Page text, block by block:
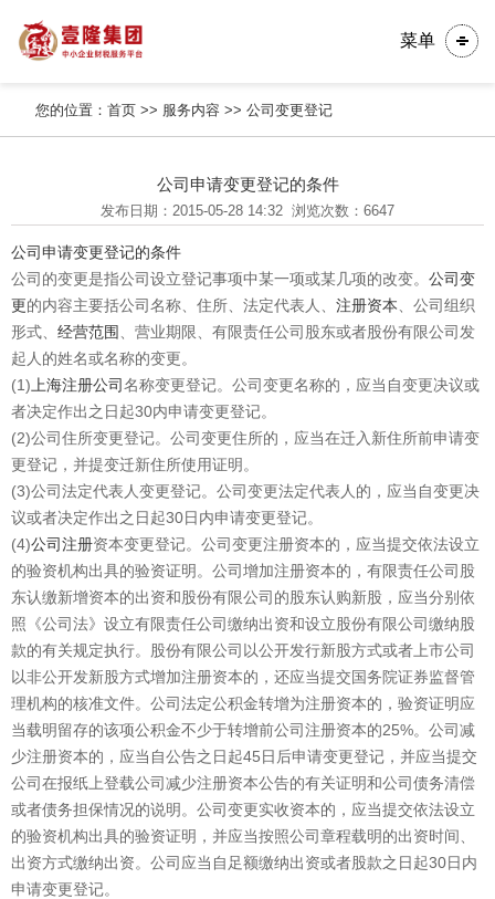
菜单
您的位置：首页 >> 服务内容 >>公司变更登记
公司申请变更登记的条件
发布日期：2015-05-28 14:32 浏览次数：6647
公司申请变更登记的条件
公司的变更是指公司设立登记事项中某一项或某几项的改变。 公司变
更的内容主要括公司名称、住所、法定代表人、 注册资本 、公司组织
形式、 经营范围
、营业期限、有限责任公司股东或者股份有限公司发
起人的姓名或名称的变更。
(1) 上海注册公司名称变更登记。公司变更名称的，应当自变更决议或
者决定作出之日起30内申请变更登记。
(2)公司住所变更登记。公司变更住所的，应当在迁入新住所前申请变
更登记，并提变迁新住所使用证明。
(3)公司法定代表人变更登记。公司变更法定代表人的，应当自变更决
议或者决定作出之日起30日内申请变更登记。
(4)公司注册资本变更登记。公司变更注册资本的，应当提交依法设立
的验资机构出具的验资证明。公司增加注册资本的，有限责任公司股
东认缴新增资本的出资和股份有限公司的股东认购新股，应当分别依
照《公司法》设立有限责任公司缴纳出资和设立股份有限公司缴纳股
款的有关规定执行。股份有限公司以公开发行新股方式或者上市公司
以非公开发新股方式增加注册资本的，还应当提交国务院证券监督管
理机构的核准文件。公司法定公积金转增为注册资本的，验资证明应
当载明留存的该项公积金不少于转增前公司注册资本的25%。公司减
少注册资本的，应当自公告之日起45日后申请变更登记，并应当提交
公司在报纸上登载公司减少注册资本公告的有关证明和公司债务清偿
或者债务担保情况的说明。公司变更实收资本的，应当提交依法设立
的验资机构出具的验资证明，并应当按照公司章程载明的出资时间、
出资方式缴纳出资。公司应当自足额缴纳出资或者股款之日起30日内
申请变更登记。